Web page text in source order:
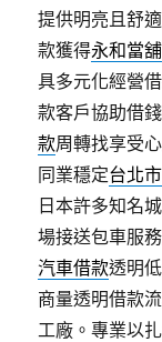
提供明亮且舒
款獲得永和當舖
具多元化經營
款客戶協助借
款周轉找享受
同業穩定台北
日本許多知名
場接送包車服
汽車借款透明
商量透明借款
工廠。專業以